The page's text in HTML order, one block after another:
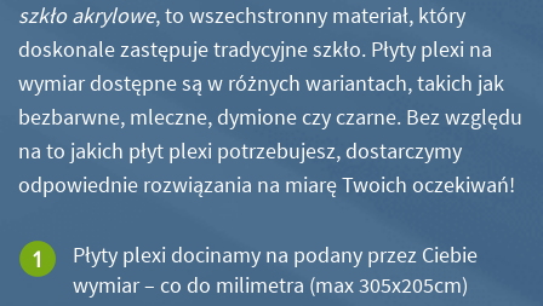
szkło akrylowe, to wszechstronny materiał, który
doskonale zastępuje tradycyjne szkło. Płyty plexi na
wymiar dostępne są w różnych wariantach, takich jak
bezbarwne, mleczne, dymione czy czarne. Bez względu
na to jakich płyt plexi potrzebujesz, dostarczymy
odpowiednie rozwiązania na miarę Twoich oczekiwań!
Płyty plexi docinamy na podany przez Ciebie
wymiar – co do milimetra (max 305x205cm)